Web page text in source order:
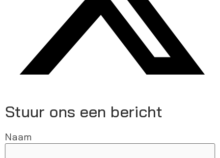
Stuur ons een bericht
Naam